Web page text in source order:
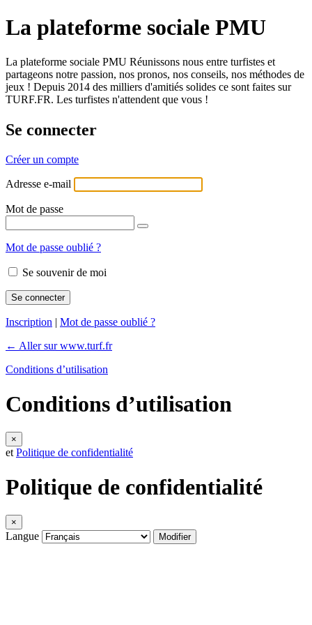
La plateforme sociale PMU
La plateforme sociale PMU Réunissons nous entre turfistes et
partageons notre passion, nos pronos, nos conseils, nos méthodes de
jeux ! Depuis 2014 des milliers d'amitiés solides ce sont faites sur
TURF.FR. Les turfistes n'attendent que vous !
Se connecter
Créer un compte
Adresse e-mail
Mot de passe
Mot de passe oublié ?
Se souvenir de moi
Inscription | Mot de passe oublié ?
← Aller sur www.turf.fr
Conditions d’utilisation
Conditions d’utilisation
×
et Politique de confidentialité
Politique de confidentialité
×
Langue